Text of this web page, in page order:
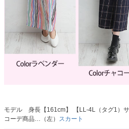
モデル 身長【161cm】 【LL-4L（タグ1）サ
コーデ商品…（左） スカート